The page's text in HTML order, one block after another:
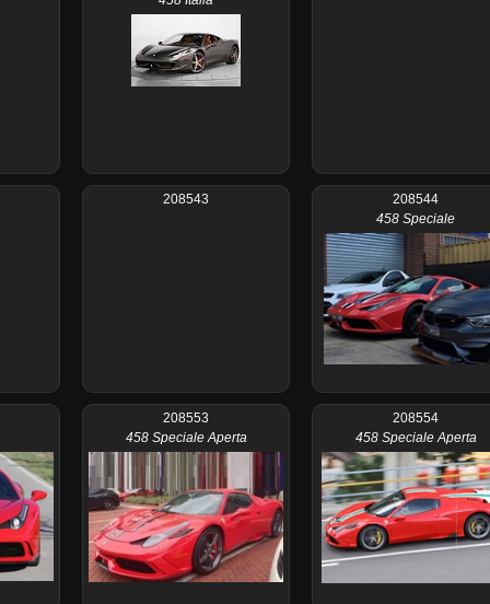
208543
208544
458 Speciale
208553
458 Speciale Aperta
208554
458 Speciale Aperta